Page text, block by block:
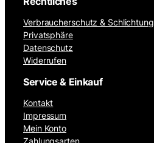
Verbraucherschutz & Schlichtung
Privatsphäre
Datenschutz
Widerrufen
Service & Einkauf
Kontakt
Impressum
Mein Konto